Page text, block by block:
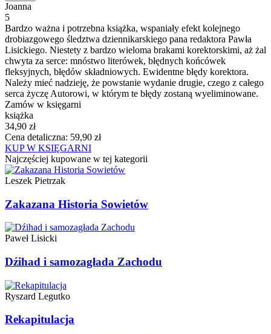
Joanna
5
Bardzo ważna i potrzebna książka, wspaniały efekt kolejnego
drobiazgowego śledztwa dziennikarskiego pana redaktora Pawła
Lisickiego. Niestety z bardzo wieloma brakami korektorskimi, aż żal
chwyta za serce: mnóstwo literówek, błędnych końcówek
fleksyjnych, błędów składniowych. Ewidentne błędy korektora.
Należy mieć nadzieję, że powstanie wydanie drugie, czego z całego
serca życzę Autorowi, w którym te błędy zostaną wyeliminowane.
Zamów w księgarni
książka
34,90 zł
Cena detaliczna: 59,90 zł
KUP W KSIĘGARNI
Najczęściej kupowane w tej kategorii
Leszek Pietrzak
Zakazana Historia Sowietów
Paweł Lisicki
Dźihad i samozagłada Zachodu
Ryszard Legutko
Rekapitulacja